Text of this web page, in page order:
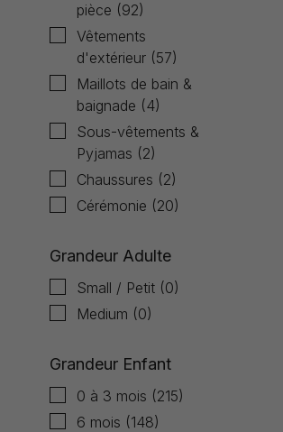
pièce (92)
Vêtements
d'extérieur (57)
Maillots de bain &
baignade (4)
Sous-vêtements &
Pyjamas (2)
Chaussures (2)
Cérémonie (20)
Grandeur Adulte
Small / Petit (0)
Medium (0)
Grandeur Enfant
0 à 3 mois (215)
6 mois (148)